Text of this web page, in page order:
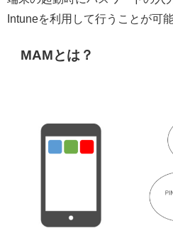
Intuneを利用して行うことが可能
MAMとは？